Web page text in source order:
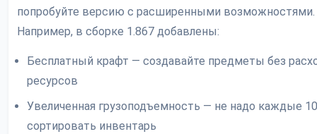
попробуйте версию с расширенными возможностями.
Например, в сборке 1.867 добавлены:
Бесплатный крафт — создавайте предметы без
ресурсов
Увеличенная грузоподъемность — не надо каждые
сортировать инвентарь